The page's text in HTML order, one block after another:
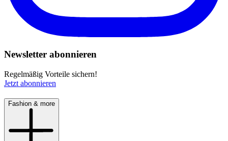
Newsletter abonnieren
Regelmäßig Vorteile sichern!
Jetzt abonnieren
Fashion & more